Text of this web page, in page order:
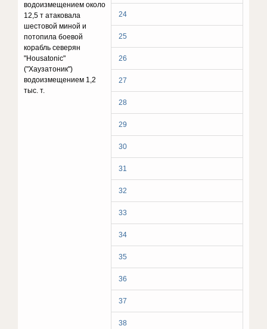
24
25
26
27
28
29
30
31
32
33
34
35
36
37
38
водоизмещением около
12,5 т атаковала
шестовой миной и
потопила боевой
корабль северян
"Housatonic"
("Хаузатоник")
водоизмещением 1,2
тыс. т.